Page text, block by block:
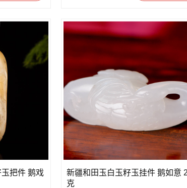
把件 鹅戏
新疆和田玉白玉籽玉挂件 鹅如意
克